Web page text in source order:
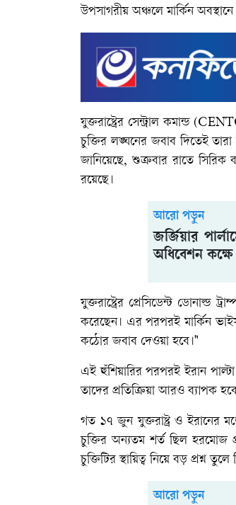
উপসাগরীয় অঞ্চলে মার্কিন অবস্থানে
যুক্তরাষ্ট্রের সেন্ট্রাল কমান্ড
চুক্তির লঙ্ঘনের জবাব দিতেই তারা
জানিয়েছে, শুক্রবার রাতে সিরিক
রয়েছে।
আরো পড়ুন
জর্জিয়ার
অধিবেশন
​যুক্তরাষ্ট্রের প্রেসিডেন্ট ডোনাল্ড
করেছেন। এর পরপরই মার্কিন
কঠোর জবাব দেওয়া হবে।"
​এই হুঁশিয়ারির পরপরই ইরান
তাদের প্রতিক্রিয়া আরও ব্যাপক
গত ১৭ জুন যুক্তরাষ্ট্র ও ইরানের
চুক্তির অন্যতম শর্ত ছিল হরমোজ
চুক্তিটির স্থায়িত্ব নিয়ে বড় প্রশ্ন তুলে
আরো পড়ুন